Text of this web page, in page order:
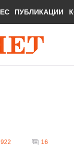
ПУБЛИКАЦИИ
16